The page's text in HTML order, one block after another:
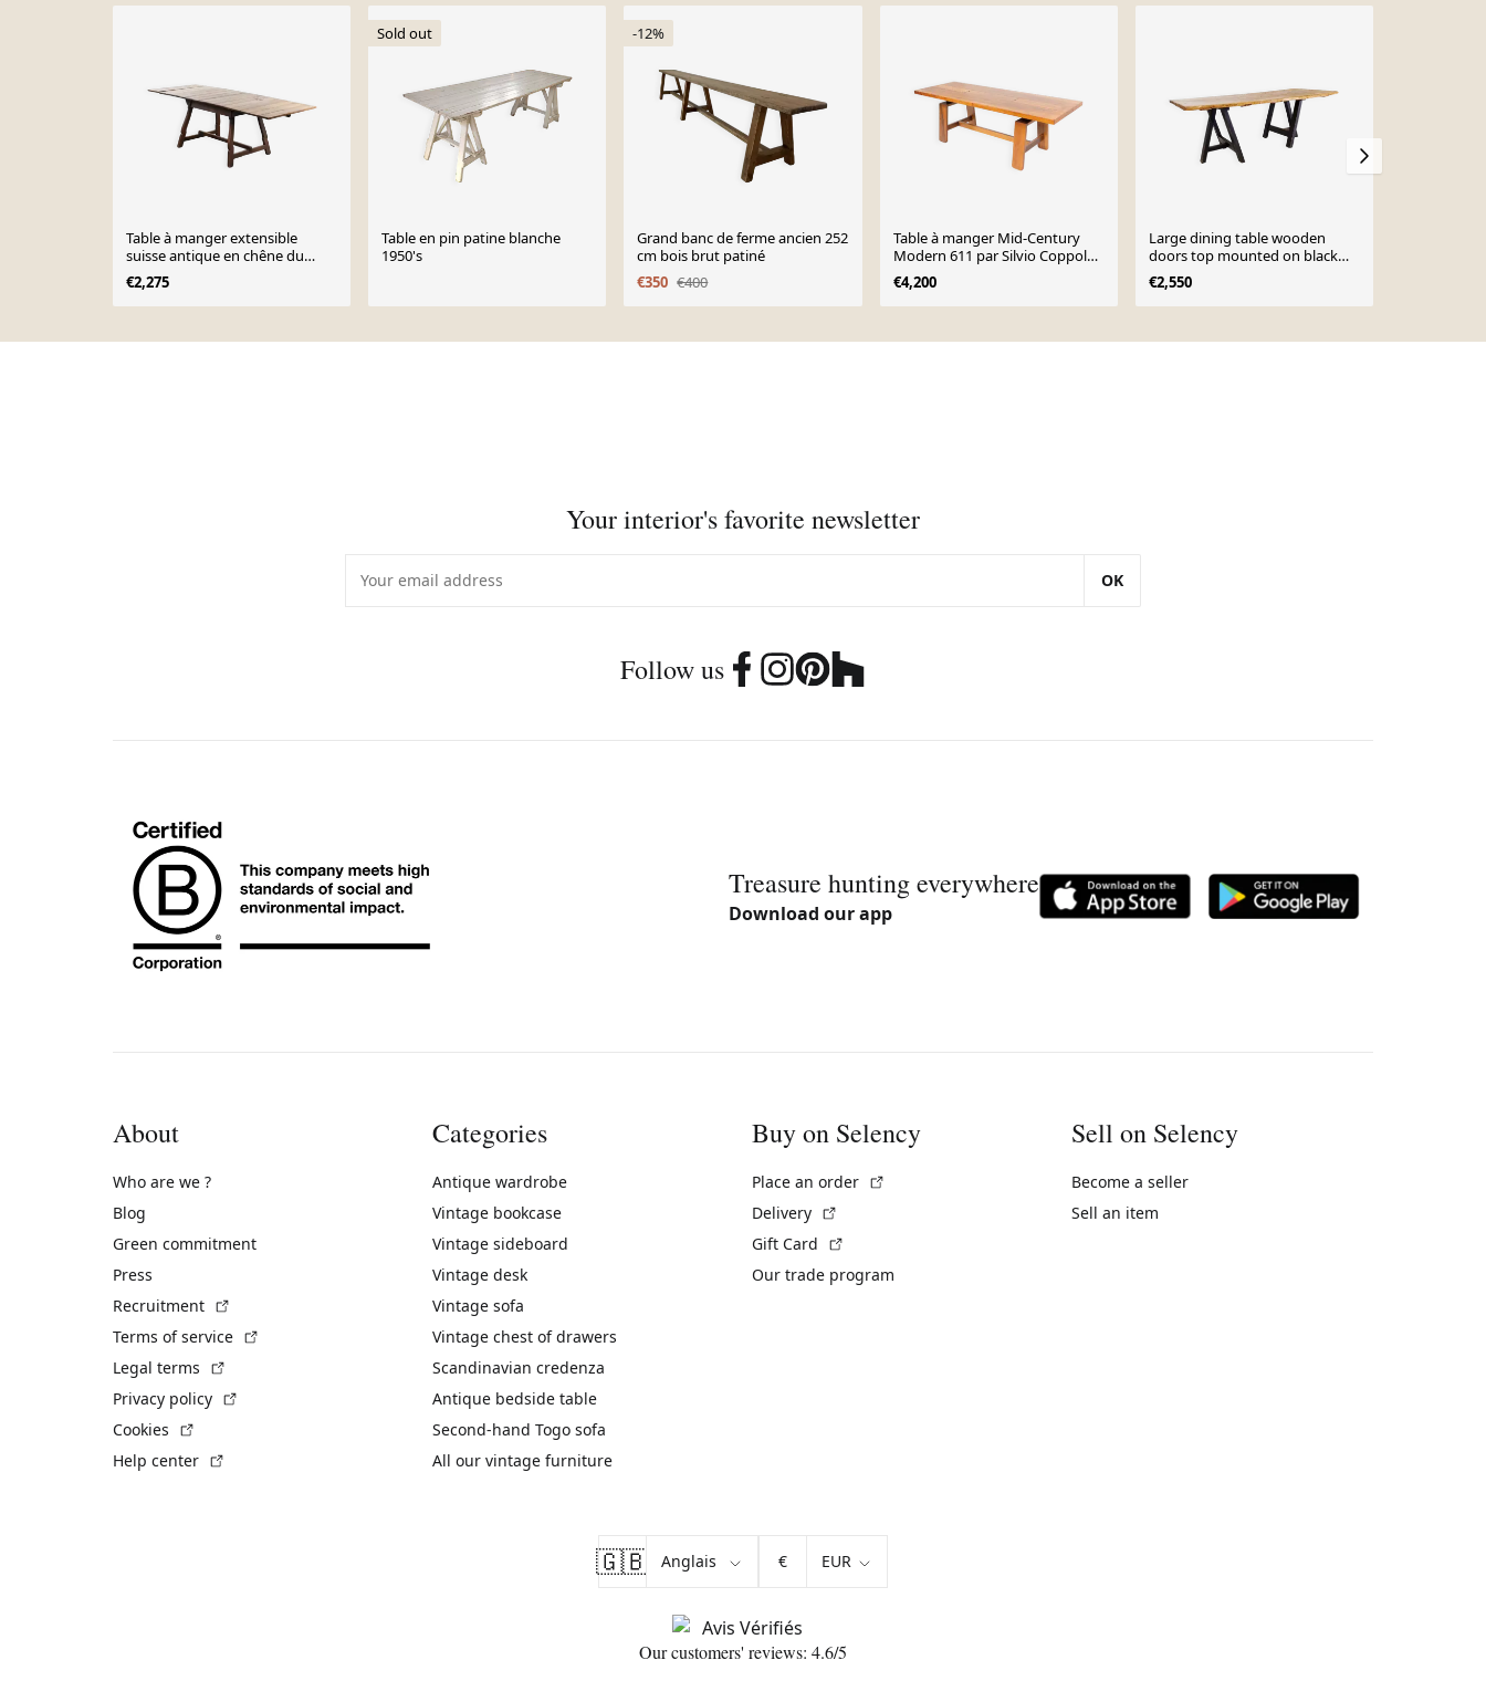
Table à manger extensible
suisse antique en chêne du
milieu du XIXe siècle
€2,275
Sold out
Table en pin patine blanche
1950's
-12%
Grand banc de ferme ancien 252
cm bois brut patiné
€350 €400
Table à manger Mid-Century
Modern 611 par Silvio Coppola
pour Bernini, 1966
€4,200
Large dining table wooden
doors top mounted on black
handles
€2,550
Your interior's favorite newsletter
OK
Follow us
Treasure hunting everywhere
Download our app
About
Who are we ?
Blog
Green commitment
Press
Recruitment
Terms of service
Legal terms
Privacy policy
Cookies
Help center
Categories
Antique wardrobe
Vintage bookcase
Vintage sideboard
Vintage desk
Vintage sofa
Vintage chest of drawers
Scandinavian credenza
Antique bedside table
Second-hand Togo sofa
All our vintage furniture
Buy on Selency
Place an order
Delivery
Gift Card
Our trade program
Sell on Selency
Become a seller
Sell an item
🇬🇧 €
Our customers' reviews: 4.6/5